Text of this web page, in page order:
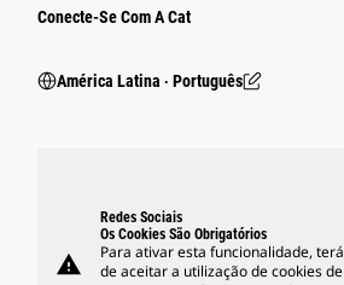
Conecte-Se Com A Cat
América Latina ‧ Português
warning
Redes Sociais
Os Cookies São Obrigatórios
Para ativar esta funcionalidade, terá
de aceitar a utilização de cookies de